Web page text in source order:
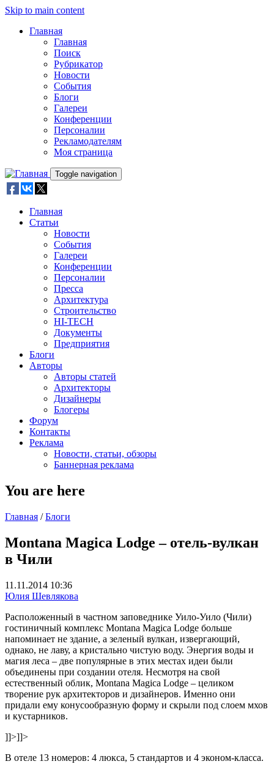
Skip to main content
Главная
Главная
Поиск
Рубрикатор
Новости
События
Блоги
Галереи
Конференции
Персоналии
Рекламодателям
Моя страница
Toggle navigation
Главная
Статьи
Новости
События
Галереи
Конференции
Персоналии
Пресса
Архитектура
Строительство
HI-TECH
Документы
Предприятия
Блоги
Авторы
Авторы статей
Архитекторы
Дизайнеры
Блогеры
Форум
Контакты
Реклама
Новости, статьи, обзоры
Баннерная реклама
You are here
Главная / Блоги
Montana Magica Lodge – отель-вулкан
в Чили
11.11.2014 10:36
Юлия Шевлякова
Расположенный в частном заповеднике Уило-Уило (Чили)
гостиничный комплекс Montana Magica Lodge больше
напоминает не здание, а зеленый вулкан, извергающий,
однако, не лаву, а кристально чистую воду. Энергия воды и
магия леса – две популярные в этих местах идеи были
объединены при создании отеля. Несмотря на свой
естественный облик, Montana Magica Lodge – целиком
творение рук архитекторов и дизайнеров. Именно они
придали ему конусообразную форму и скрыли под слоем мхов
и кустарников.
]]>]]>
В отеле 13 номеров: 4 люкса, 5 стандартов и 4 эконом-класса.